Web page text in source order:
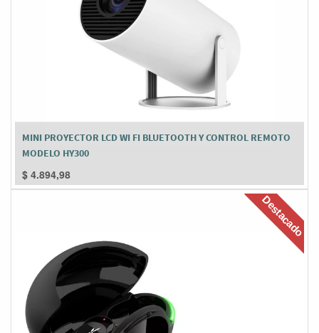
MINI PROYECTOR LCD WI FI BLUETOOTH Y CONTROL REMOTO
MODELO HY300
$ 4.894,98
Destacado